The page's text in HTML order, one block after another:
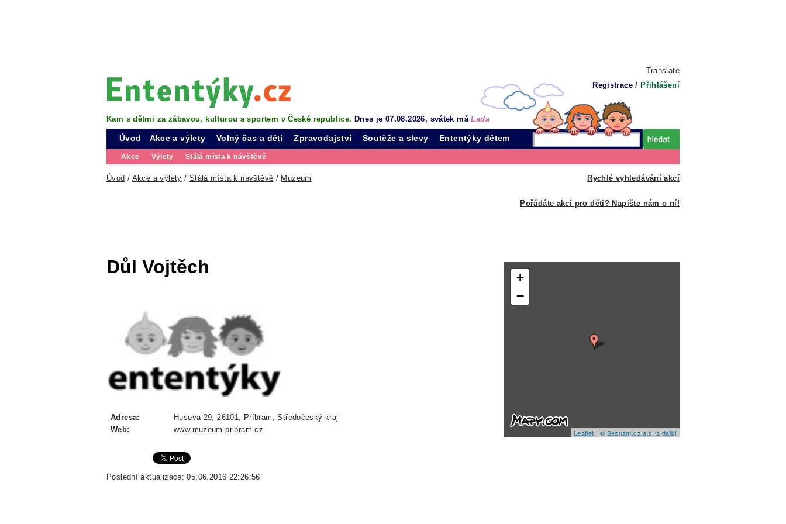
Translate
Registrace / Přihlášení
Kam s dětmi za zábavou, kulturou a sportem v České republice. Dnes je 07.08.2026, svátek máLada
Úvod Akce a výlety
Akce Výlety Stálá místa k návštěvě
Volný čas a děti Zpravodajství Soutěže a slevy Ententýky dětem
Rychlé vyhledávání akcí
Úvod / Akce a výlety / Stálá místa k návštěvě / Muzeum
Pořádáte akci pro děti? Napište nám o ní!
Důl Vojtěch
Adresa:
Husova 29, 26101, Příbram, Středočeský kraj
Web:
www.muzeum-pribram.cz
Poslední aktualizace: 05.06.2016 22:26:56
+
−
Leaflet | © Seznam.cz a.s. a další